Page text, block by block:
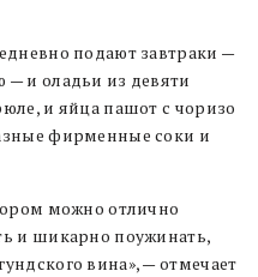
подают завтраки —
и оладьи из девяти
и яйца пашот с чоризо
фирменные соки и
можно отлично
и шикарно поужинать,
вина», — отмечает